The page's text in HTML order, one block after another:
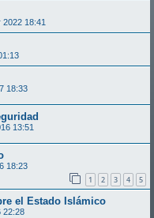
2022 18:41
18:33
13:51
18:23
1 2 3 4 5
el Estado Islámico
22:28